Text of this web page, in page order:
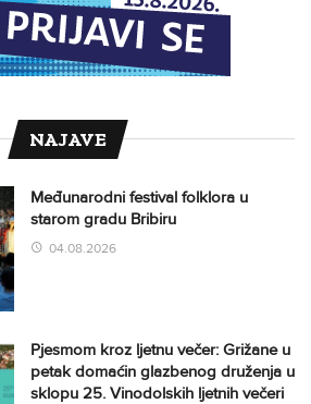
NAJAVE
Međunarodni festival folklora u
starom gradu Bribiru
04.08.2026
Pjesmom kroz ljetnu večer: Grižane u
petak domaćin glazbenog druženja u
sklopu 25. Vinodolskih ljetnih večeri